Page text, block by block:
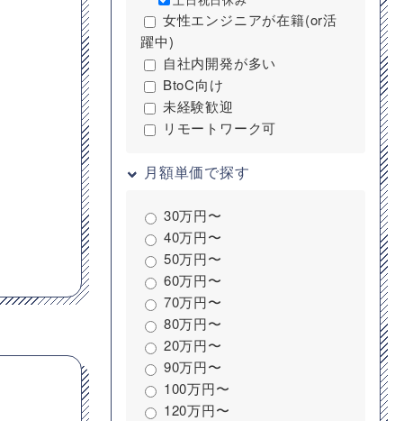
女性エンジニアが在籍(or活
躍中)
自社内開発が多い
BtoC向け
未経験歓迎
リモートワーク可
月額単価で探す
30万円〜
40万円〜
50万円〜
60万円〜
70万円〜
80万円〜
20万円〜
90万円〜
100万円〜
120万円〜